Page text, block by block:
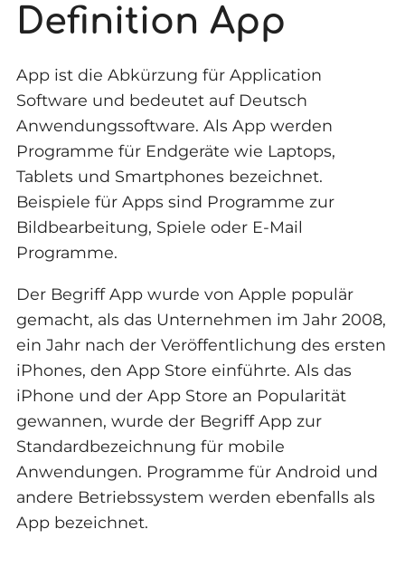
Definition App
App ist die Abkürzung für Application
Software und bedeutet auf Deutsch
Anwendungssoftware. Als App werden
Programme für Endgeräte wie Laptops,
Tablets und Smartphones bezeichnet.
Beispiele für Apps sind Programme zur
Bildbearbeitung, Spiele oder E-Mail
Programme.
Der Begriff App wurde von Apple populär
gemacht, als das Unternehmen im Jahr 2008,
ein Jahr nach der Veröffentlichung des ersten
iPhones, den App Store einführte. Als das
iPhone und der App Store an Popularität
gewannen, wurde der Begriff App zur
Standardbezeichnung für mobile
Anwendungen. Programme für Android und
andere Betriebssystem werden ebenfalls als
App bezeichnet.